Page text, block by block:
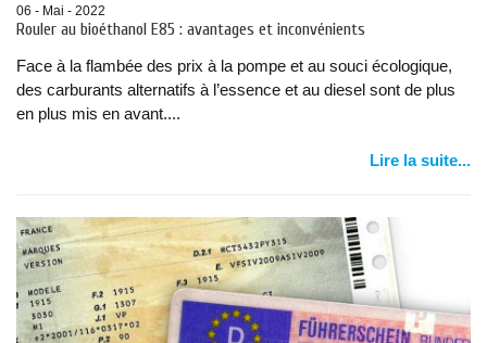
06 - Mai - 2022
Rouler au bioéthanol E85 : avantages et inconvénients
Face à la flambée des prix à la pompe et au souci écologique,
des carburants alternatifs à l’essence et au diesel sont de plus
en plus mis en avant....
Lire la suite...